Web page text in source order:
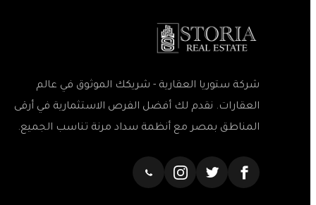
شركة ستوريا العقارية - شريكك الموثوق في عالم
العقارات. نقدم لك أفضل الفرص الاستثمارية في أرقى
المناطق بمصر مع أنظمة سداد مرنة تناسب الجميع.